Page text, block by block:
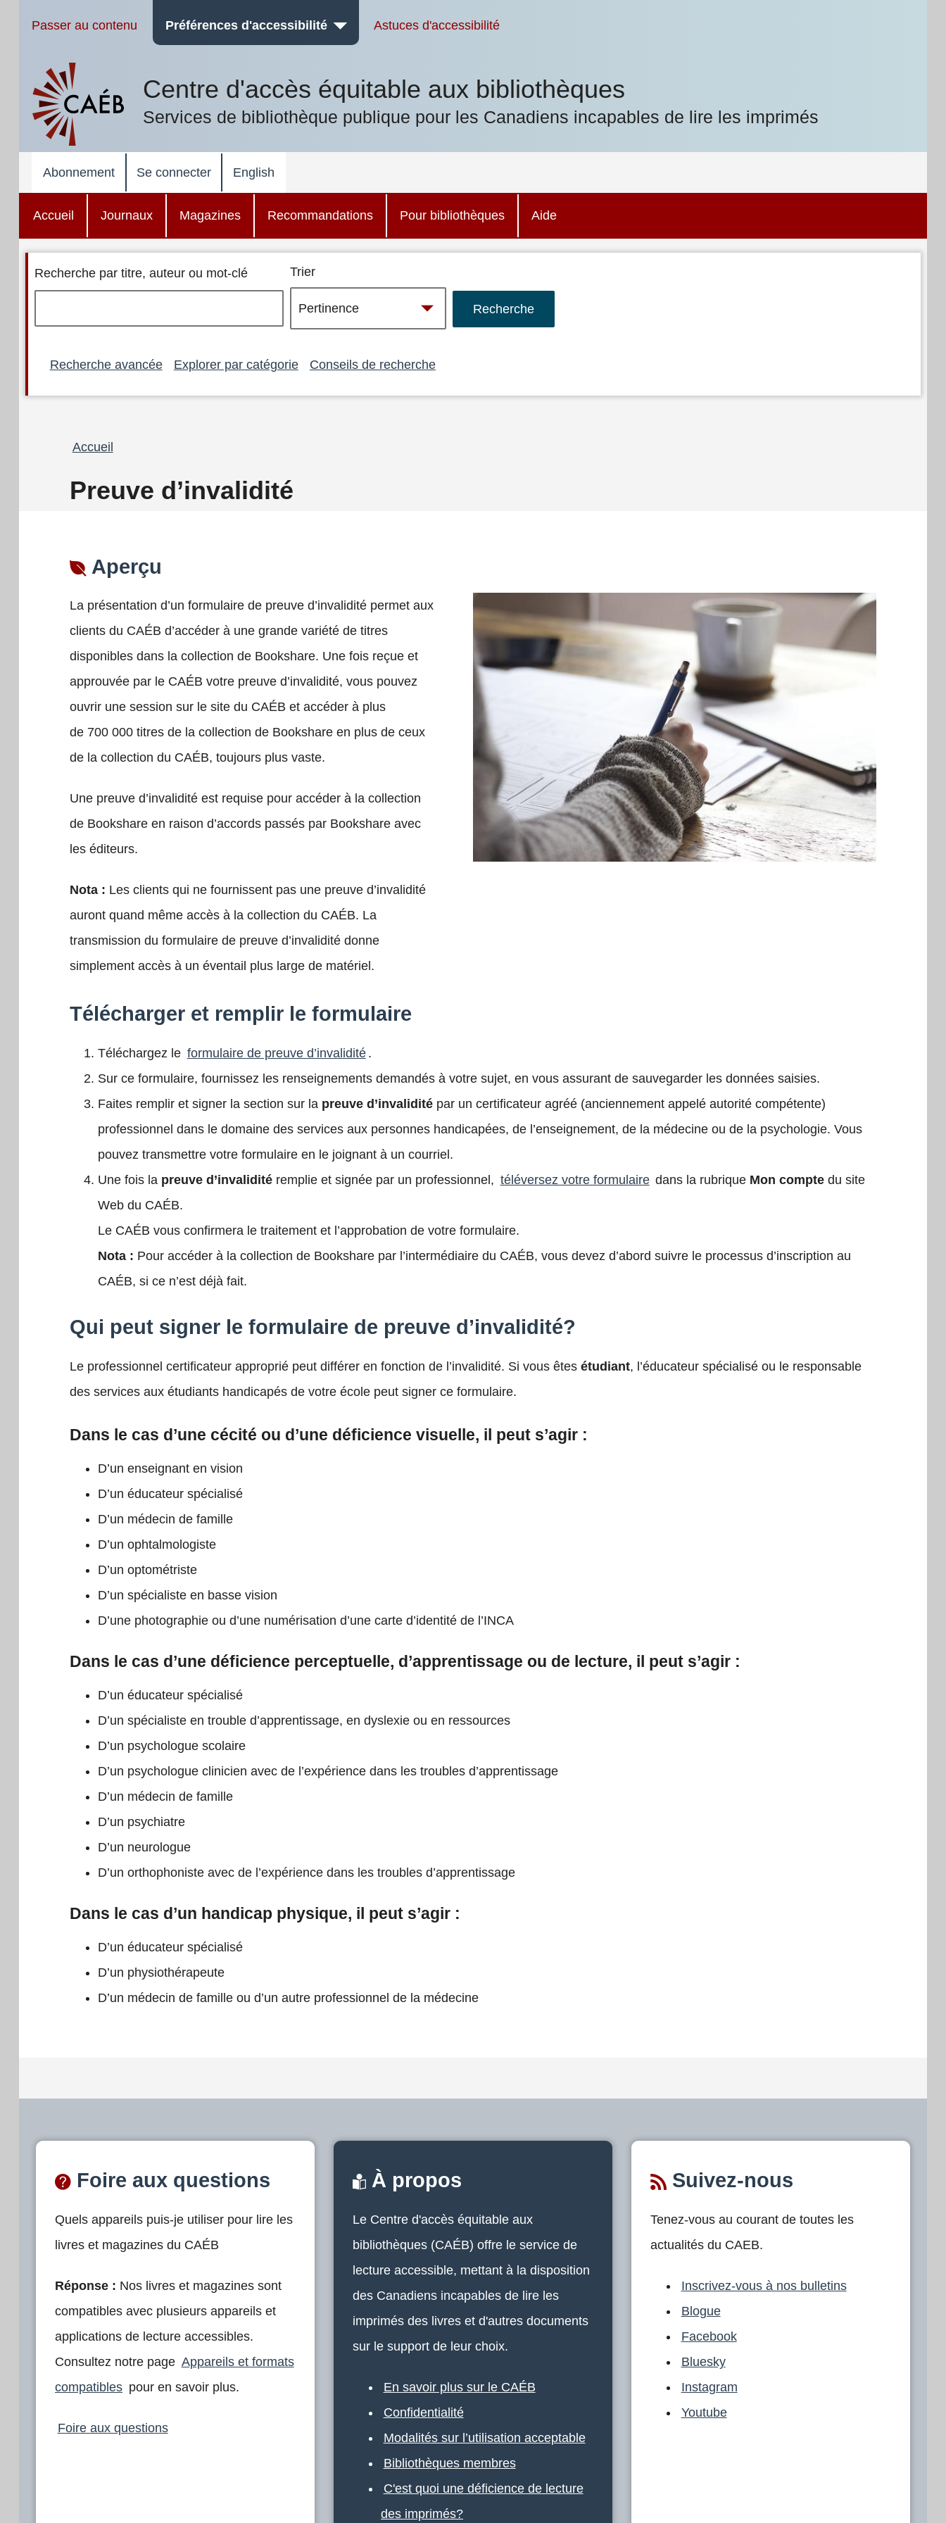
Passer au contenu Préférences d'accessibilité Astuces d'accessibilité
Centre d'accès équitable aux bibliothèques
Services de bibliothèque publique pour les Canadiens incapables de lire les imprimés
Abonnement Se connecter English
Accueil Journaux Magazines Recommandations Pour bibliothèques Aide
Recherche par titre, auteur ou mot-clé Trier
Recherche avancée Explorer par catégorie Conseils de recherche
Fil
Accueil
Preuve d’invalidité
Aperçu
La présentation d’un formulaire de preuve d’invalidité permet aux
clients du CAÉB d’accéder à une grande variété de titres
disponibles dans la collection de Bookshare. Une fois reçue et
approuvée par le CAÉB votre preuve d’invalidité, vous pouvez
ouvrir une session sur le site du CAÉB et accéder à plus
de 700 000 titres de la collection de Bookshare en plus de ceux
de la collection du CAÉB, toujours plus vaste.
Une preuve d’invalidité est requise pour accéder à la collection
de Bookshare en raison d’accords passés par Bookshare avec
les éditeurs.
Nota : Les clients qui ne fournissent pas une preuve d’invalidité
auront quand même accès à la collection du CAÉB. La
transmission du formulaire de preuve d’invalidité donne
simplement accès à un éventail plus large de matériel.
Télécharger et remplir le formulaire
Téléchargez le formulaire de preuve d’invalidité .
Sur ce formulaire, fournissez les renseignements demandés à votre sujet, en vous assurant de sauvegarder les données saisies.
Faites remplir et signer la section sur la preuve d’invalidité par un certificateur agréé (anciennement appelé autorité compétente)
professionnel dans le domaine des services aux personnes handicapées, de l’enseignement, de la médecine ou de la psychologie. Vous
pouvez transmettre votre formulaire en le joignant à un courriel.
Une fois la preuve d’invalidité remplie et signée par un professionnel, téléversez votre formulaire dans la rubrique Mon compte du site
Web du CAÉB.
Le CAÉB vous confirmera le traitement et l’approbation de votre formulaire.
Nota : Pour accéder à la collection de Bookshare par l’intermédiaire du CAÉB, vous devez d’abord suivre le processus d’inscription au
CAÉB, si ce n’est déjà fait.
Qui peut signer le formulaire de preuve d’invalidité?
Le professionnel certificateur approprié peut différer en fonction de l’invalidité. Si vous êtes étudiant, l’éducateur spécialisé ou le responsable
des services aux étudiants handicapés de votre école peut signer ce formulaire.
Dans le cas d’une cécité ou d’une déficience visuelle, il peut s’agir :
D’un enseignant en vision
D’un éducateur spécialisé
D’un médecin de famille
D’un ophtalmologiste
D’un optométriste
D’un spécialiste en basse vision
D’une photographie ou d’une numérisation d’une carte d’identité de l’INCA
Dans le cas d’une déficience perceptuelle, d’apprentissage ou de lecture, il peut s’agir :
D’un éducateur spécialisé
D’un spécialiste en trouble d’apprentissage, en dyslexie ou en ressources
D’un psychologue scolaire
D’un psychologue clinicien avec de l’expérience dans les troubles d’apprentissage
D’un médecin de famille
D’un psychiatre
D’un neurologue
D’un orthophoniste avec de l’expérience dans les troubles d’apprentissage
Dans le cas d’un handicap physique, il peut s’agir :
D’un éducateur spécialisé
D’un physiothérapeute
D’un médecin de famille ou d’un autre professionnel de la médecine
Foire aux questions
Quels appareils puis-je utiliser pour lire les
livres et magazines du CAÉB
Réponse : Nos livres et magazines sont
compatibles avec plusieurs appareils et
applications de lecture accessibles.
Consultez notre page Appareils et formats
compatibles pour en savoir plus.
Foire aux questions
À propos
Le Centre d'accès équitable aux
bibliothèques (CAÉB) offre le service de
lecture accessible, mettant à la disposition
des Canadiens incapables de lire les
imprimés des livres et d'autres documents
sur le support de leur choix.
En savoir plus sur le CAÉB
Confidentialité
Modalités sur l’utilisation acceptable
Bibliothèques membres
C'est quoi une déficience de lecture
des imprimés?
Suivez-nous
Tenez-vous au courant de toutes les
actualités du CAEB.
Inscrivez-vous à nos bulletins
Blogue
Facebook
Bluesky
Instagram
Youtube